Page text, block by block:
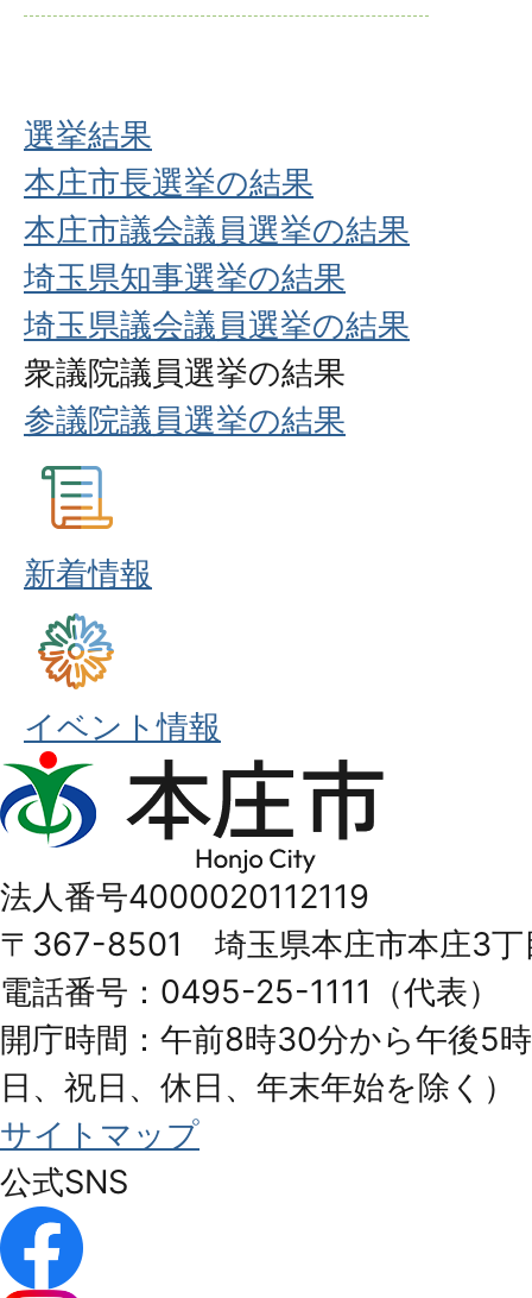
選挙結果
本庄市長選挙の結果
本庄市議会議員選挙の結果
埼玉県知事選挙の結果
埼玉県議会議員選挙の結果
衆議院議員選挙の結果
参議院議員選挙の結果
新着情報
イベント情報
本
庄
Honjo
City
法人番号4000020112119
〒367-8501 埼玉県本庄市本庄3丁
電話番号：0495-25-1111（代表）
開庁時間：午前8時30分から午後5
日、祝日、休日、年末年始を除く）
サイトマップ
公式SNS